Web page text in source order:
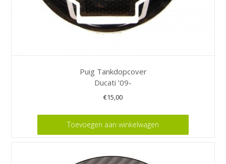
Puig Tankdopcover
Ducati ’09-
€15,00
Toevoegen aan winkelwagen